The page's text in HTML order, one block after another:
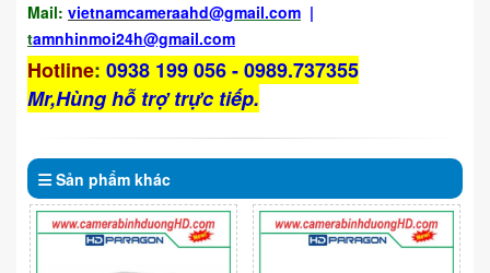
Mail: vietnamcameraahd@gmail.com |
tamnhinmoi24h@gmail.com
Hotline: 0938 199 056 - 0989.737355
Mr,Hùng hỗ trợ trực tiếp.
Sản phẩm khác